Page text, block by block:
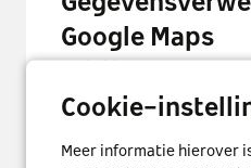
Google Maps
van Google Maps op deze
Als u uw toestemming
persoonsgegevens
en informatie over hoe u
Cookie-
Meer informatie hierover